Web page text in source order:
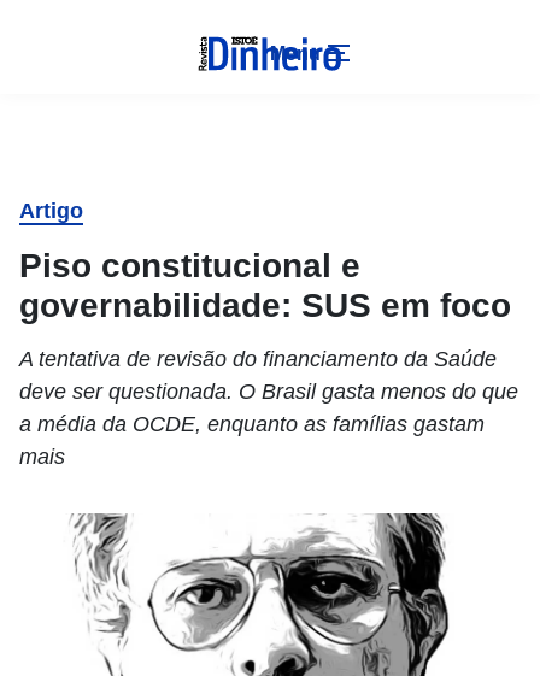
Menu
Artigo
Piso constitucional e
governabilidade: SUS em foco
A tentativa de revisão do financiamento da Saúde
deve ser questionada. O Brasil gasta menos do que
a média da OCDE, enquanto as famílias gastam
mais